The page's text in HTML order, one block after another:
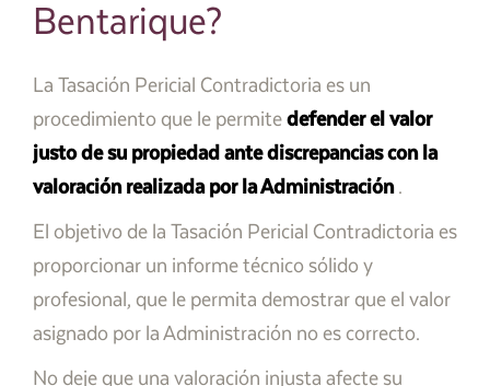
Bentarique?
La Tasación Pericial Contradictoria es un
procedimiento que le permitedefender el valor
justo de su propiedad ante discrepancias con la
valoración realizada por la Administración.
El objetivo de la Tasación Pericial Contradictoria es
proporcionar un informe técnico sólido y
profesional, que le permita demostrar que el valor
asignado por la Administración no es correcto.
No deje que una valoración injusta afecte su